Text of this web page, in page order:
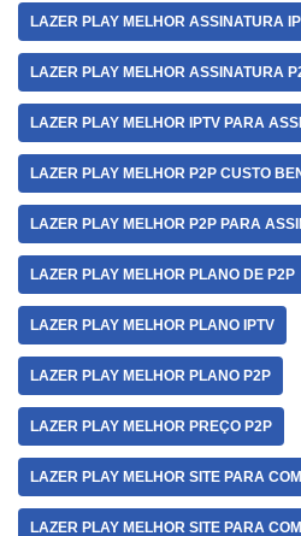
LAZER PLAY MELHOR ASSINATURA
LAZER PLAY MELHOR ASSINATURA
LAZER PLAY MELHOR IPTV PARA
LAZER PLAY MELHOR P2P CUSTO
LAZER PLAY MELHOR P2P PARA
LAZER PLAY MELHOR PLANO DE P2P
LAZER PLAY MELHOR PLANO IPTV
LAZER PLAY MELHOR PLANO P2P
LAZER PLAY MELHOR PREÇO P2P
LAZER PLAY MELHOR SITE PARA
LAZER PLAY MELHOR SITE PARA